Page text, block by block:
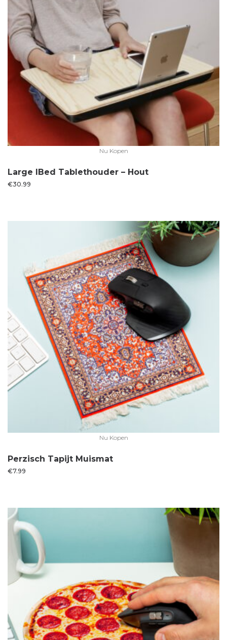
Nu Kopen
Large IBed Tablethouder – Hout
€30.99
Nu Kopen
Perzisch Tapijt Muismat
€7.99